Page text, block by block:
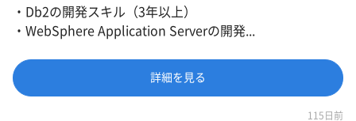
・Db2の開発スキル（3年以上）
・WebSphere Application Serverの開発...
詳細を見る
115日前